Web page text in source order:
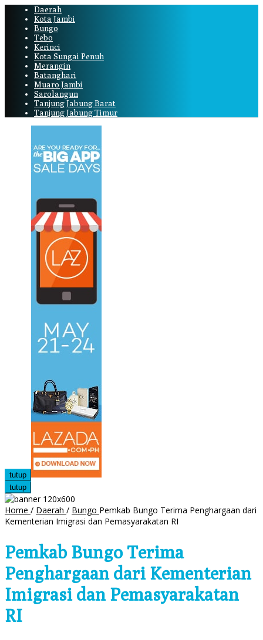
Daerah
Kota Jambi
Bungo
Tebo
Kerinci
Kota Sungai Penuh
Merangin
Batanghari
Muaro Jambi
Sarolangun
Tanjung Jabung Barat
Tanjung Jabung Timur
tutup
tutup
Home / Daerah / Bungo Pemkab Bungo Terima Penghargaan dari
Kementerian Imigrasi dan Pemasyarakatan RI
Pemkab Bungo Terima
Penghargaan dari Kementerian
Imigrasi dan Pemasyarakatan
RI